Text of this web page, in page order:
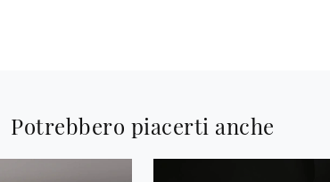
Potrebbero piacerti anche